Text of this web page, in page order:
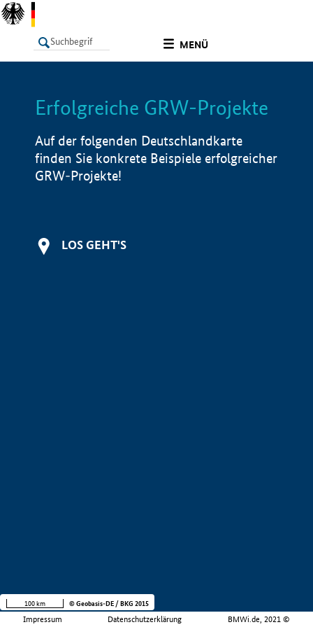
MENÜ
LISTE Info
Erfolgreiche GRW-Projekte
Auf der folgenden Deutschlandkarte
finden Sie konkrete Beispiele erfolgreicher
GRW-Projekte!
LOS GEHT'S
Impressum Datenschutzerklärung BMWi.de, 2021 ©
100 km © Geobasis-DE / BKG 2015